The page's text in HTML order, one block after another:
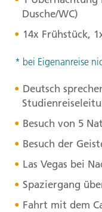
Dusche/WC)
14x Frühstück,
* bei Eigenanreise
Deutsch
Besuch von 5
Besuch der
Las Vegas bei
Spaziergang
Fahrt mit dem